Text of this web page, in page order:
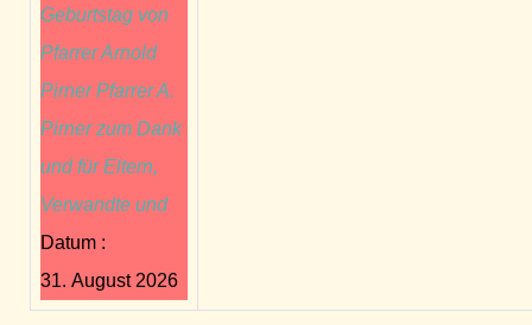
Geburtstag von
Pfarrer Arnold
Pirner Pfarrer A.
Pirner zum Dank
und für Eltern,
Verwandte und
Datum :
31. August 2026